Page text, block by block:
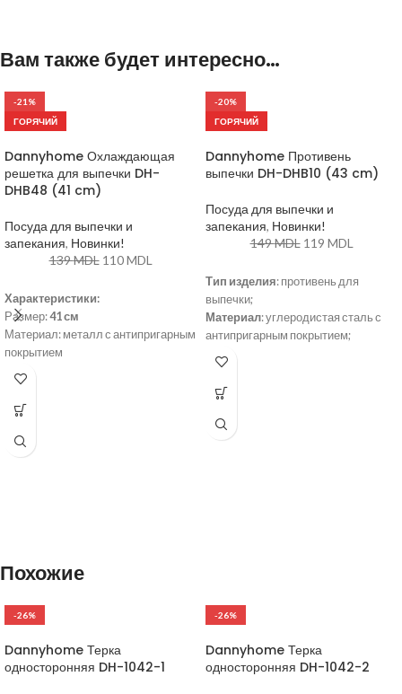
Вам также будет интересно…
-21%
ГОРЯЧИЙ
Dannyhome Охлаждающая
решетка для выпечки DH-
DHB48 (41 cm)
Посуда для выпечки и
запекания, Новинки!
139MDL 110MDL
Характеристики:
Размер:41 см
Материал: металл с антипригарным
покрытием
Легко чистится
Устойчивая конструкция
-20%
ГОРЯЧИЙ
Dannyhome Противень
выпечки DH-DHB10 (43 cm)
Посуда для выпечки и
запекания, Новинки!
149MDL 119 MDL
Тип изделия: противень для
выпечки;
Материал: углеродистая сталь с
антипригарным покрытием;
Размеры
Форма
Особенности
тепла,
Похожие
-26%
Dannyhome Терка
односторонняя DH-1042-1
-26%
Dannyhome Терка
односторонняя DH-1042-2